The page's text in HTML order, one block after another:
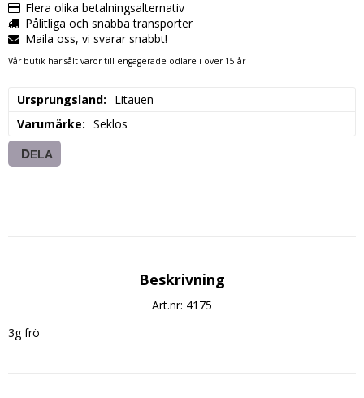
Flera olika betalningsalternativ
Pålitliga och snabba transporter
Maila oss, vi svarar snabbt!
Vår butik har sålt varor till engagerade odlare i över 15 år
Ursprungsland
Litauen
Varumärke
Seklos
DELA
Beskrivning
Art.nr: 4175
3g frö